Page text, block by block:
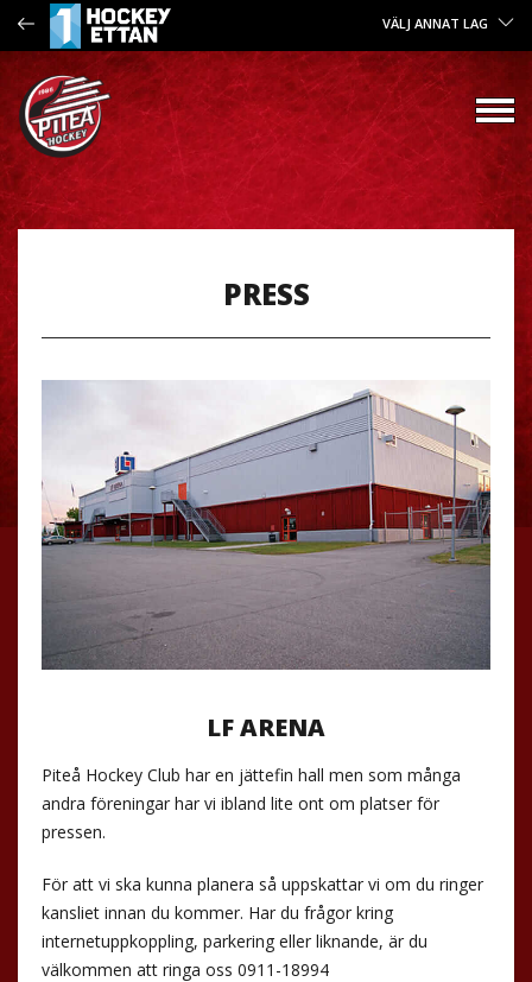
VÄLJ ANNAT LAG
PRESS
LF ARENA
Piteå Hockey Club har en jättefin hall men som många
andra föreningar har vi ibland lite ont om platser för
pressen.
För att vi ska kunna planera så uppskattar vi om du ringer
kansliet innan du kommer. Har du frågor kring
internetuppkoppling, parkering eller liknande, är du
välkommen att ringa oss 0911-18994